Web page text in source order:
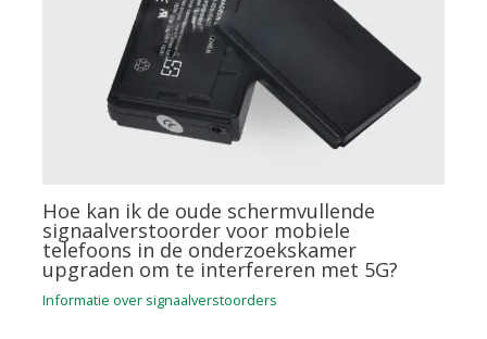
Hoe kan ik de oude schermvullende
signaalverstoorder voor mobiele
telefoons in de onderzoekskamer
upgraden om te interfereren met 5G?
Informatie over signaalverstoorders